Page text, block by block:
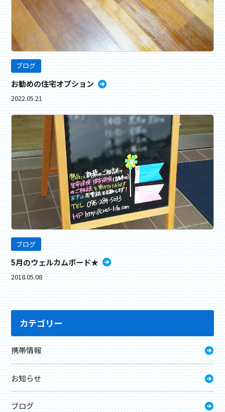
ブログ
お勧めの住宅オプション
2022.05.21
ブログ
5月のウェルカムボード★
2018.05.08
カテゴリー
携帯情報
お知らせ
ブログ